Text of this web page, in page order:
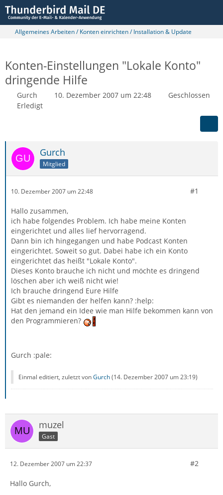
Allgemeines Arbeiten / Konten einrichten / Installation & Update
Konten-Einstellungen "Lokale Konto"
dringende Hilfe
Gurch 10. Dezember 2007 um 22:48
Geschlossen
Erledigt
Gurch
Mitglied
10. Dezember 2007 um 22:48 #1
Hallo zusammen,
ich habe folgendes Problem. Ich habe meine Konten
eingerichtet und alles lief hervorragend.
Dann bin ich hingegangen und habe Podcast Konten
eingerichtet. Soweit so gut. Dabei habe ich ein Konto
eingerichtet das heißt "Lokale Konto".
Dieses Konto brauche ich nicht und möchte es dringend
löschen aber ich weiß nicht wie!
Ich brauche dringend Eure Hilfe
Gibt es niemanden der helfen kann? :help:
Hat den jemand ein Idee wie man Hilfe bekommen kann von
den Programmieren?
Gurch :pale:
Einmal editiert, zuletzt vonGurch(14. Dezember 2007 um 23:19)
muzel
Gast
12. Dezember 2007 um 22:37 #2
Hallo Gurch,